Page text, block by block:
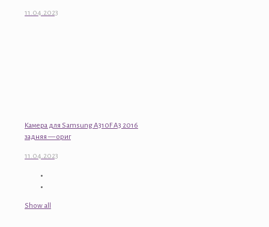
11.04.2023
Камера для Samsung A310F A3 2016
задняя — ориг
11.04.2023
Show all